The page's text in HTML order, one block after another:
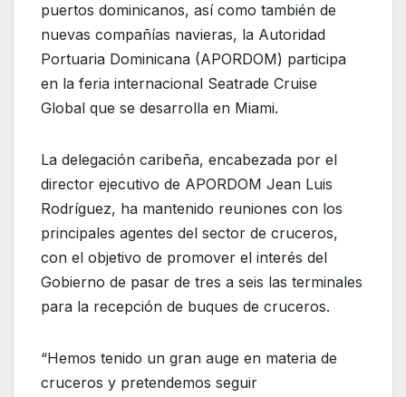
puertos dominicanos, así como también de
nuevas compañías navieras, la Autoridad
Portuaria Dominicana (APORDOM) participa
en la feria internacional Seatrade Cruise
Global que se desarrolla en Miami.
La delegación caribeña, encabezada por el
director ejecutivo de APORDOM Jean Luis
Rodríguez, ha mantenido reuniones con los
principales agentes del sector de cruceros,
con el objetivo de promover el interés del
Gobierno de pasar de tres a seis las terminales
para la recepción de buques de cruceros.
“Hemos tenido un gran auge en materia de
cruceros y pretendemos seguir